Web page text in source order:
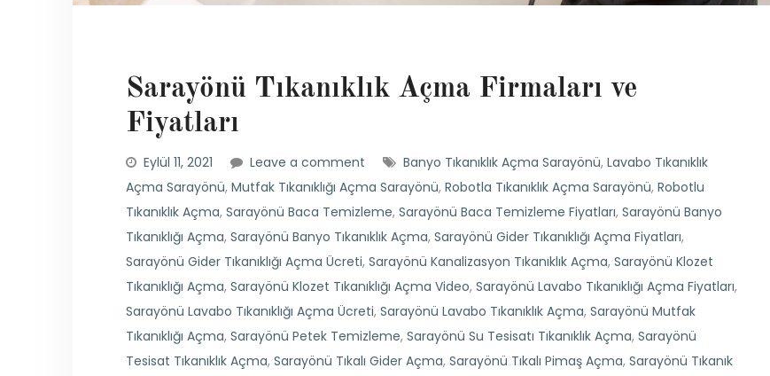
Sarayönü Tıkanıklık Açma Firmaları ve
Fiyatları
Eylül 11, 2021 Leave a comment Banyo Tıkanıklık Açma Sarayönü, Lavabo Tıkanıklık
Açma Sarayönü, Mutfak Tıkanıklığı Açma Sarayönü, Robotla Tıkanıklık Açma Sarayönü, Robotlu
Tıkanıklık Açma, Sarayönü Baca Temizleme, Sarayönü Baca Temizleme Fiyatları, Sarayönü Banyo
Tıkanıklığı Açma, Sarayönü Banyo Tıkanıklık Açma, Sarayönü Gider Tıkanıklığı Açma Fiyatları,
Sarayönü Gider Tıkanıklığı Açma Ücreti, Sarayönü Kanalizasyon Tıkanıklık Açma, Sarayönü Klozet
Tıkanıklığı Açma, Sarayönü Klozet Tıkanıklığı Açma Video, Sarayönü Lavabo Tıkanıklığı Açma Fiyatları,
Sarayönü Lavabo Tıkanıklığı Açma Ücreti, Sarayönü Lavabo Tıkanıklık Açma, Sarayönü Mutfak
Tıkanıklığı Açma, Sarayönü Petek Temizleme, Sarayönü Su Tesisatı Tıkanıklık Açma, Sarayönü
Tesisat Tıkanıklık Açma, Sarayönü Tıkalı Gider Açma, Sarayönü Tıkalı Pimaş Açma, Sarayönü Tıkanık